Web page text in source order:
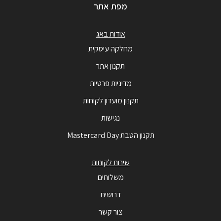
מפת אתר
אודות באג
מחלקה עיסקית
תקנון אתר
מדיניות פרטיות
תקנון מועדון לקוחות
נגישות
תקנון הטבת Mastercard Day
שירות לקוחות
משלוחים
דרושים
צור קשר